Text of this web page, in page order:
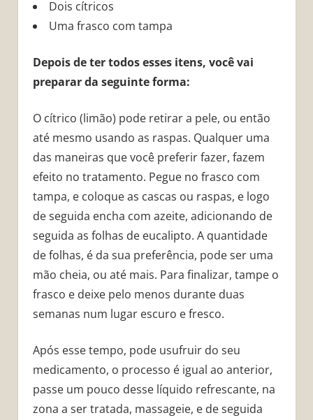
Dois cítricos
Uma frasco com tampa
Depois de ter todos esses itens, você vai
preparar da seguinte forma:
O cítrico (limão) pode retirar a pele, ou então
até mesmo usando as raspas. Qualquer uma
das maneiras que você preferir fazer, fazem
efeito no tratamento. Pegue no frasco com
tampa, e coloque as cascas ou raspas, e logo
de seguida encha com azeite, adicionando de
seguida as folhas de eucalipto. A quantidade
de folhas, é da sua preferência, pode ser uma
mão cheia, ou até mais. Para finalizar, tampe o
frasco e deixe pelo menos durante duas
semanas num lugar escuro e fresco.
Após esse tempo, pode usufruir do seu
medicamento, o processo é igual ao anterior,
passe um pouco desse líquido refrescante, na
zona a ser tratada, massageie, e de seguida